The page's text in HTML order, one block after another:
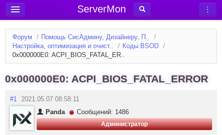
ServerMon
Добавить сервер
Мониторинг серверов
Блог
Форум
Вход в аккаунт
Форум / Помощь СисАдмину, Дизайнеру, П..
/
Настройка, оптимизация и очист..
/ Коды BSOD /
0x000000E0: ACPI_BIOS_FATAL_ER..
0x000000E0: ACPI_BIOS_FATAL_ERROR
#1 2021.05.07 08:58:11
Panda
Сообщений: 1486
Администратор